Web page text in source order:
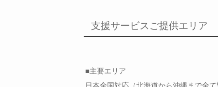
支援サービスご提供エリア
■主要エリア